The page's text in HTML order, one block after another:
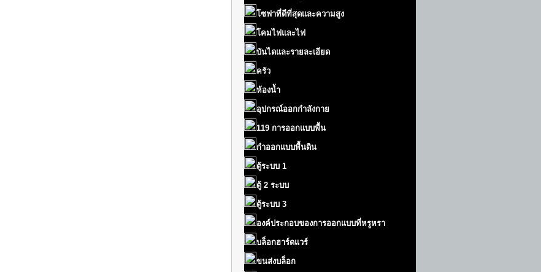
โซฟาที่ดีที่สุดและความสูง
โคมไฟและไฟ
บันไดและรายละเอียด
ครัว
ห้องน้ำ
อุปกรณ์ออกกำลังกาย
119 การออกแบบพื้น
กำออกแบบพื้นดิน
ตู้ระบบ 1
ตู้ 2 ระบบ
ตู้ระบบ 3
องค์ประกอบของการออกแบบที่หรูหรา
บล็อกฮาร์ดแวร์
ขนส่งบล็อก